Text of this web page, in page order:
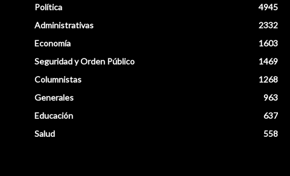
Política
4945
Administrativas
2332
Economía
1603
Seguridad y Orden Público
1469
Columnistas
1268
Generales
963
Educación
637
Salud
558